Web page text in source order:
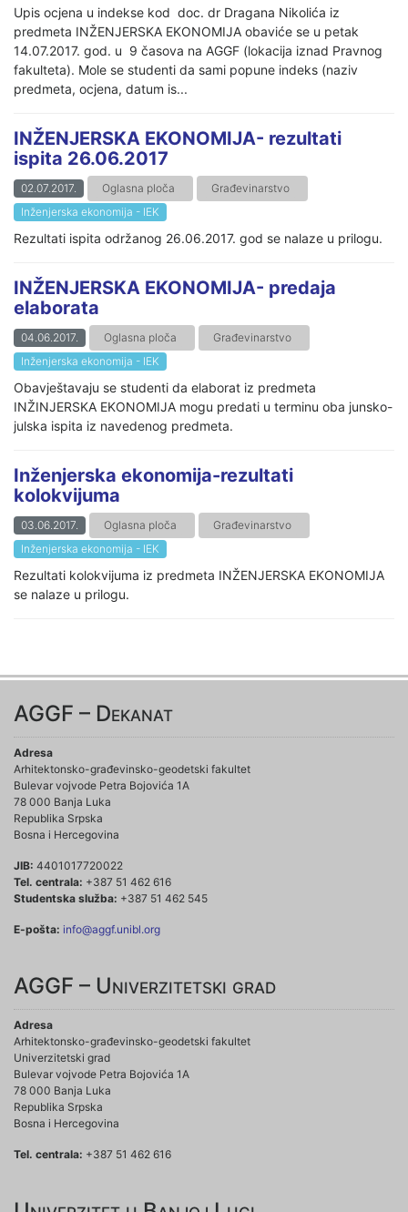
Upis ocjena u indekse kod doc. dr Dragana Nikolića iz
predmeta INŽENJERSKA EKONOMIJA obaviće se u petak
14.07.2017. god. u 9 časova na AGGF (lokacija iznad Pravnog
fakulteta). Mole se studenti da sami popune indeks (naziv
predmeta, ocjena, datum is...
INŽENJERSKA EKONOMIJA- rezultati
ispita 26.06.2017
02.07.2017. Oglasna ploča
Građevinarstvo
Inženjerska ekonomija - IEK
Rezultati ispita održanog 26.06.2017. god se nalaze u prilogu.
INŽENJERSKA EKONOMIJA- predaja
elaborata
04.06.2017. Oglasna ploča
Građevinarstvo
Inženjerska ekonomija - IEK
Obavještavaju se studenti da elaborat iz predmeta
INŽINJERSKA EKONOMIJA mogu predati u terminu oba junsko-
julska ispita iz navedenog predmeta.
Inženjerska ekonomija-rezultati
kolokvijuma
03.06.2017. Oglasna ploča
Građevinarstvo
Inženjerska ekonomija - IEK
Rezultati kolokvijuma iz predmeta INŽENJERSKA EKONOMIJA
se nalaze u prilogu.
AGGF – Dekanat
Adresa
Arhitektonsko-građevinsko-geodetski fakultet
Bulevar vojvode Petra Bojovića 1A
78 000 Banja Luka
Republika Srpska
Bosna i Hercegovina
JIB: 4401017720022
Tel. centrala: +387 51 462 616
Studentska služba: +387 51 462 545
E-pošta: info@aggf.unibl.org
AGGF – Univerzitetski grad
Adresa
Arhitektonsko-građevinsko-geodetski fakultet
Univerzitetski grad
Bulevar vojvode Petra Bojovića 1A
78 000 Banja Luka
Republika Srpska
Bosna i Hercegovina
Tel. centrala: +387 51 462 616